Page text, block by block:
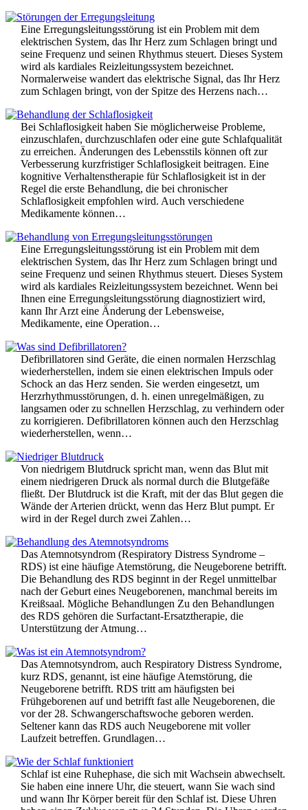
Eine Erregungsleitungsstörung ist ein Problem mit dem
elektrischen System, das Ihr Herz zum Schlagen bringt und
seine Frequenz und seinen Rhythmus steuert. Dieses System
wird als kardiales Reizleitungssystem bezeichnet.
Normalerweise wandert das elektrische Signal, das Ihr Herz
zum Schlagen bringt, von der Spitze des Herzens nach…
Bei Schlaflosigkeit haben Sie möglicherweise Probleme,
einzuschlafen, durchzuschlafen oder eine gute Schlafqualität
zu erreichen. Änderungen des Lebensstils können oft zur
Verbesserung kurzfristiger Schlaflosigkeit beitragen. Eine
kognitive Verhaltenstherapie für Schlaflosigkeit ist in der
Regel die erste Behandlung, die bei chronischer
Schlaflosigkeit empfohlen wird. Auch verschiedene
Medikamente können…
Eine Erregungsleitungsstörung ist ein Problem mit dem
elektrischen System, das Ihr Herz zum Schlagen bringt und
seine Frequenz und seinen Rhythmus steuert. Dieses System
wird als kardiales Reizleitungssystem bezeichnet. Wenn bei
Ihnen eine Erregungsleitungsstörung diagnostiziert wird,
kann Ihr Arzt eine Änderung der Lebensweise,
Medikamente, eine Operation…
Defibrillatoren sind Geräte, die einen normalen Herzschlag
wiederherstellen, indem sie einen elektrischen Impuls oder
Schock an das Herz senden. Sie werden eingesetzt, um
Herzrhythmusstörungen, d. h. einen unregelmäßigen, zu
langsamen oder zu schnellen Herzschlag, zu verhindern oder
zu korrigieren. Defibrillatoren können auch den Herzschlag
wiederherstellen, wenn…
Von niedrigem Blutdruck spricht man, wenn das Blut mit
einem niedrigeren Druck als normal durch die Blutgefäße
fließt. Der Blutdruck ist die Kraft, mit der das Blut gegen die
Wände der Arterien drückt, wenn das Herz Blut pumpt. Er
wird in der Regel durch zwei Zahlen…
Das Atemnotsyndrom (Respiratory Distress Syndrome –
RDS) ist eine häufige Atemstörung, die Neugeborene betrifft.
Die Behandlung des RDS beginnt in der Regel unmittelbar
nach der Geburt eines Neugeborenen, manchmal bereits im
Kreißsaal. Mögliche Behandlungen Zu den Behandlungen
des RDS gehören die Surfactant-Ersatztherapie, die
Unterstützung der Atmung…
Das Atemnotsyndrom, auch Respiratory Distress Syndrome,
kurz RDS, genannt, ist eine häufige Atemstörung, die
Neugeborene betrifft. RDS tritt am häufigsten bei
Frühgeborenen auf und betrifft fast alle Neugeborenen, die
vor der 28. Schwangerschaftswoche geboren werden.
Seltener kann das RDS auch Neugeborene mit voller
Laufzeit betreffen. Grundlagen…
Schlaf ist eine Ruhephase, die sich mit Wachsein abwechselt.
Sie haben eine innere Uhr, die steuert, wann Sie wach sind
und wann Ihr Körper bereit für den Schlaf ist. Diese Uhren